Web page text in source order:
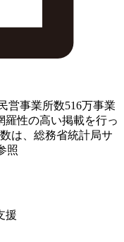
営事業所数516万事業
羅性の高い掲載を行っ
は、総務省統計局サ
照
援